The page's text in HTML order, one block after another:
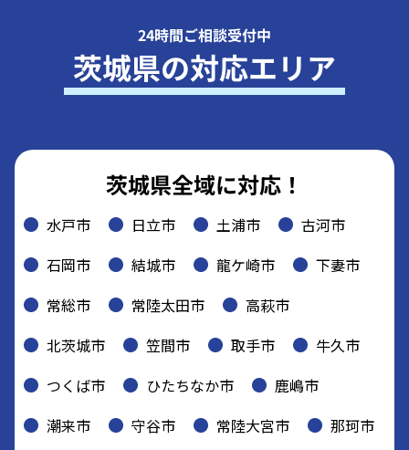
24時間ご相談受付中
茨城県の対応エリア
茨城県全域に対応！
水戸市 日立市 土浦市
古河市
石岡市
結城市 龍ケ崎市
下妻市
常総市
常陸太田市
高萩市
北茨城市
笠間市 取手市
牛久市
つくば市
ひたちなか市
鹿嶋市
潮来市
守谷市 常陸大宮市
那珂市